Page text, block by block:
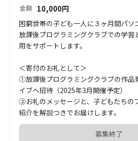
金額 10,000円
困窮世帯の子ども一人に３ヶ月間パソ
放課後プログラミングクラブでの学習
用をサポートします。
＜寄付のお礼として＞
①放課後プログラミングクラブの作品
イブへ招待（2025年3月開催予定）
②お礼のメッセージと、子どもたちの
紹介を解説つきでお届けします。
募集終了